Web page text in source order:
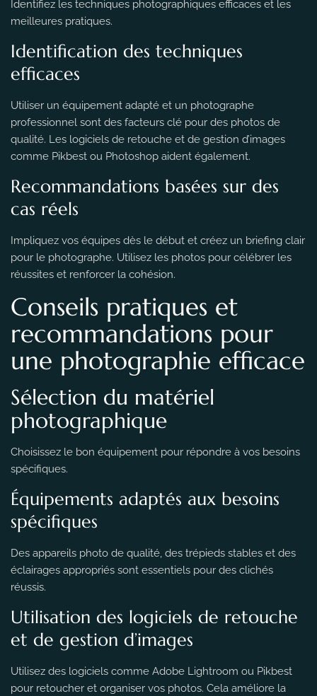
Identifiez les techniques photographiques efficaces et les
meilleures pratiques.
Identification des techniques
efficaces
Utiliser un équipement adapté et un photographe
professionnel sont des facteurs clé pour des photos de
qualité. Les logiciels de retouche et de gestion d’images
comme Pikbest ou Photoshop aident également.
Recommandations basées sur des
cas réels
Impliquez vos équipes dès le début et créez un briefing clair
pour le photographe. Utilisez les photos pour célébrer les
réussites et renforcer la cohésion.
Conseils pratiques et
recommandations pour
une photographie efficace
Sélection du matériel
photographique
Choisissez le bon équipement pour répondre à vos besoins
spécifiques.
Équipements adaptés aux besoins
spécifiques
Des appareils photo de qualité, des trépieds stables et des
éclairages appropriés sont essentiels pour des clichés
réussis.
Utilisation des logiciels de retouche
et de gestion d’images
Utilisez des logiciels comme Adobe Lightroom ou Pikbest
pour retoucher et organiser vos photos. Cela améliore la